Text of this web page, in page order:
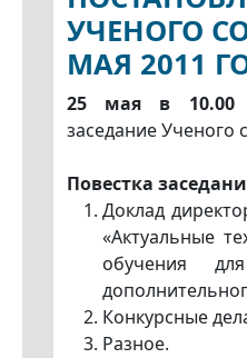
УЧЕНОГО
МАЯ 2011
25 мая в 10.00
заседание Ученого
Повестка
Доклад
«Актуальные
обучения
Конкурсные
Разное.